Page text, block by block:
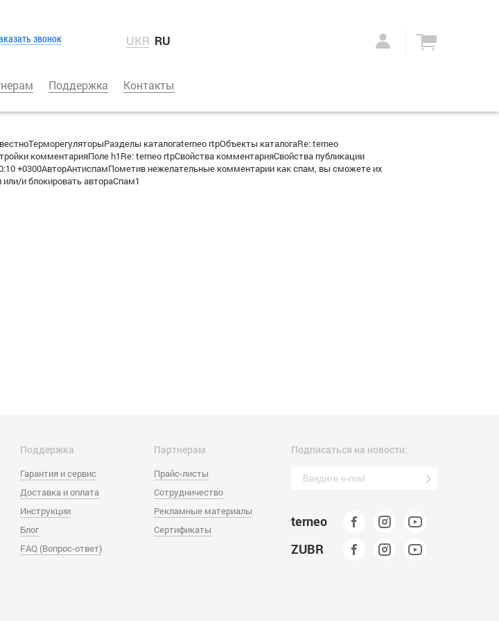
звонок UKR RU
Поддержка Контакты
каталогаterneo rtpОбъекты каталогаRe: terneo
комментарияПоле h1Re: terneo rtpСвойства комментарияСвойства публикации
+0300АвторАнтиспамПометив нежелательные комментарии как спам, вы сможете их
и блокировать автораСпам1
Поддержка
Гарантия и сервис
Доставка и оплата
Инструкции
Блог
FAQ (Вопрос-ответ)
Партнерам
Прайс-листы
Сотрудничество
Рекламные материалы
Сертификаты
Подписаться на новости:
terneo
ZUBR